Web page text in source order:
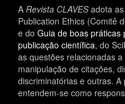
A Revista CLAVESadota as
Publication Ethics (Comitê
e do Guia de boas práticas
publicação científica, do
as questões relacionadas
manipulação de citações,
discriminatórias e outras.
entendem-se como